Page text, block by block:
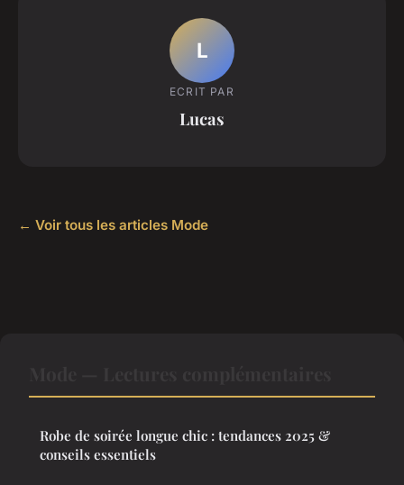
L
ECRIT PAR
Lucas
← Voir tous les articles Mode
Robe de soirée longue chic : tendances 2025 &
conseils essentiels